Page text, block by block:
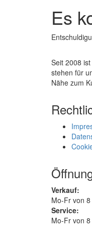
Es
Seit 2008
stehen für
Nähe zum
Verkauf:
Mo-Fr von
Service:
Mo-Fr von